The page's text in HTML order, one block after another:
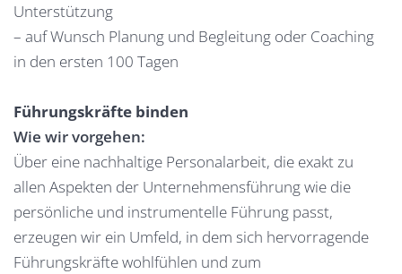
Unterstützung
– auf Wunsch Planung und Begleitung oder Coaching
in den ersten 100 Tagen
Führungskräfte binden
Wie wir vorgehen:
Über eine nachhaltige Personalarbeit, die exakt zu
allen Aspekten der Unternehmensführung wie die
persönliche und instrumentelle Führung passt,
erzeugen wir ein Umfeld, in dem sich hervorragende
Führungskräfte wohlfühlen und zum